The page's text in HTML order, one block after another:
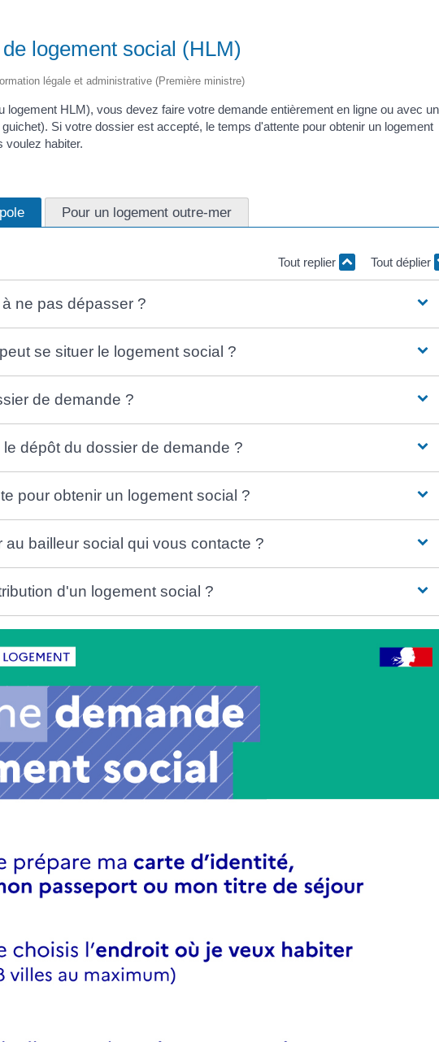
logement social (HLM)
légale et administrative (Première ministre)
logement HLM), vous devez faire votre demande entièrement en ligne ou avec un
Si votre dossier est accepté, le temps d'attente pour obtenir un logement
voulez habiter.
Pour un logement outre-mer
Tout replier Tout déplier
ne pas dépasser ?
se situer le logement social ?
de demande ?
dépôt du dossier de demande ?
pour obtenir un logement social ?
au bailleur social qui vous contacte ?
d'un logement social ?